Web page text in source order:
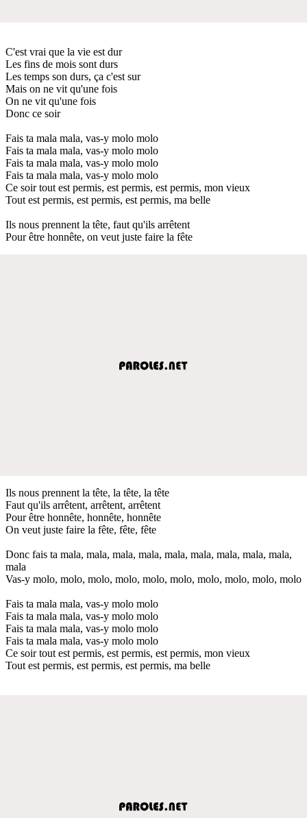
C'est vrai que la vie est dur
Les fins de mois sont durs
Les temps son durs, ça c'est sur
Mais on ne vit qu'une fois
On ne vit qu'une fois
Donc ce soir
Fais ta mala mala, vas-y molo molo
Fais ta mala mala, vas-y molo molo
Fais ta mala mala, vas-y molo molo
Fais ta mala mala, vas-y molo molo
Ce soir tout est permis, est permis, est permis, mon vieux
Tout est permis, est permis, est permis, ma belle
Ils nous prennent la tête, faut qu'ils arrêtent
Pour être honnête, on veut juste faire la fête
Ils nous prennent la tête, la tête, la tête
Faut qu'ils arrêtent, arrêtent, arrêtent
Pour être honnête, honnête, honnête
On veut juste faire la fête, fête, fête
Donc fais ta mala, mala, mala, mala, mala, mala, mala, mala, mala,
mala
Vas-y molo, molo, molo, molo, molo, molo, molo, molo, molo, molo
Fais ta mala mala, vas-y molo molo
Fais ta mala mala, vas-y molo molo
Fais ta mala mala, vas-y molo molo
Fais ta mala mala, vas-y molo molo
Ce soir tout est permis, est permis, est permis, mon vieux
Tout est permis, est permis, est permis, ma belle